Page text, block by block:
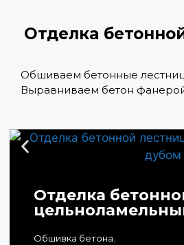
Отделка
Обшиваем бетонные
Выравниваем бетон
Отделка
Обшивка бетона.